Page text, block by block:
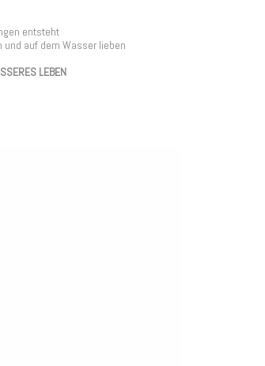
entsteht
auf dem Wasser lieben
LEBEN